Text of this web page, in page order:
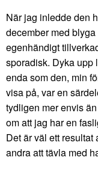
När jag inledde den
december med
egenhändigt
sporadisk. Dyka upp
enda som den, min
visa på, var en
tydligen mer envis
om att jag har en
Det är väl ett
andra att tävla med